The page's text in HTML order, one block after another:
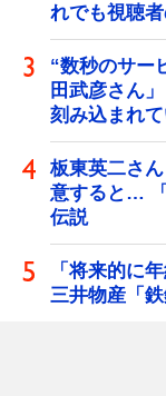
れでも視聴
“数秒のサー
田武彦さん
刻み込まれ
板東英二さ
意すると…
伝説
「将来的に
三井物産「